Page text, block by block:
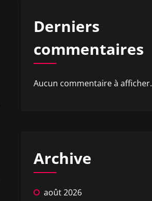
Derniers
commentaires
Aucun commentaire à afficher.
Archive
août 2026